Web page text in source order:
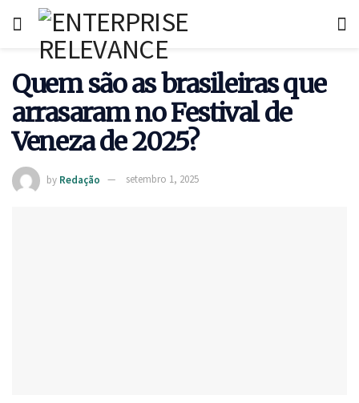
Quem são as brasileiras que
arrasaram no Festival de
Veneza de 2025?
by Redação setembro 1, 2025